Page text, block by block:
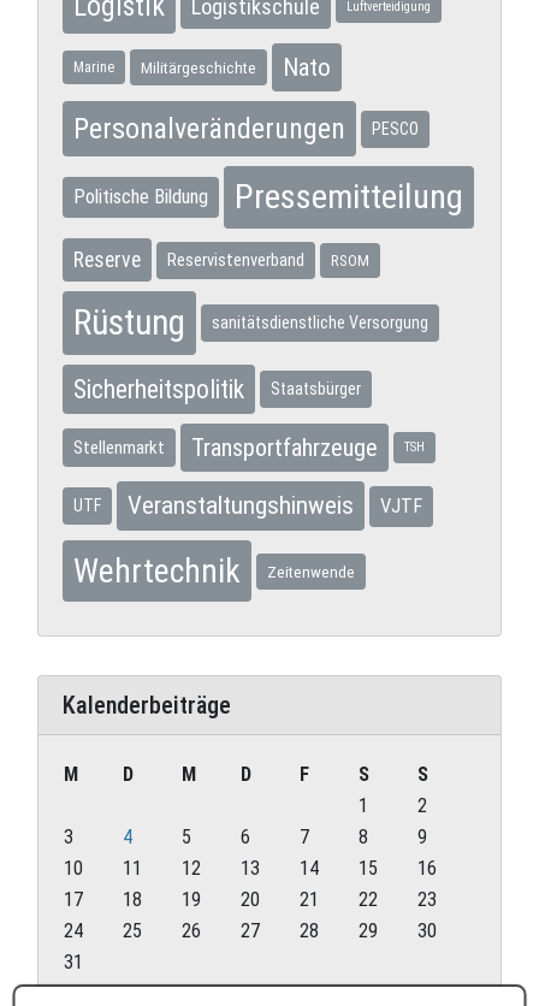
Logistikschule Luftverteidigung
Marine Militärgeschichte Nato
Personalveränderungen PESCO
Politische Bildung Pressemitteilung
Reserve Reservistenverband RSOM
Rüstung sanitätsdienstliche Versorgung
Sicherheitspolitik Staatsbürger
Stellenmarkt Transportfahrzeuge TSH
UTF Veranstaltungshinweis VJTF
Wehrtechnik Zeitenwende
Kalenderbeiträge
M D M D F S
S
1
2
3
4 5 6 7 8
9
10
11 12 13 14 15
16
17
18 19 20 21 22
23
24
25 26 27 28 29
30
31